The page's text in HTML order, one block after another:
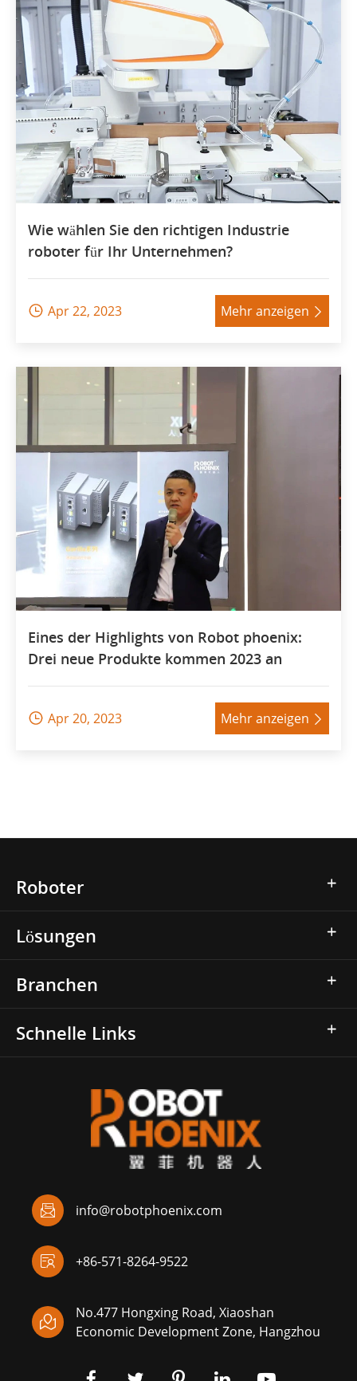
Wie wählen Sie den richtigen Industrie
roboter für Ihr Unternehmen?
 Apr 22, 2023 Mehr anzeigen 
Eines der Highlights von Robot phoenix:
Drei neue Produkte kommen 2023 an
 Apr 20, 2023 Mehr anzeigen 
Roboter
Lösungen
Branchen
Schnelle Links
info@robotphoenix.com

+86-571-8264-9522


No.477 Hongxing Road, Xiaoshan
Economic Development Zone, Hangzhou